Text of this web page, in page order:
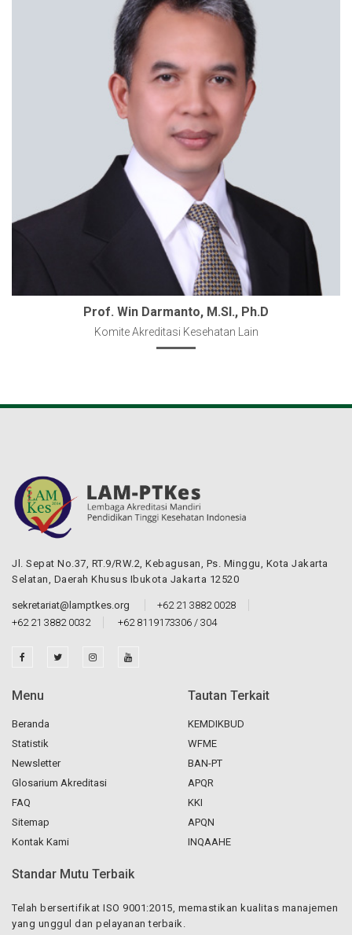
Prof. Win Darmanto, M.SI., Ph.D
Komite Akreditasi Kesehatan Lain
Jl. Sepat No.37, RT.9/RW.2, Kebagusan, Ps. Minggu, Kota Jakarta
Selatan, Daerah Khusus Ibukota Jakarta 12520
sekretariat@lamptkes.org
+62 21 3882 0028
+62 21 3882 0032
+62 8119173306 / 304
Menu
Beranda
Statistik
Newsletter
Glosarium Akreditasi
FAQ
Sitemap
Kontak Kami
Tautan Terkait
KEMDIKBUD
WFME
BAN-PT
APQR
KKI
APQN
INQAAHE
Standar Mutu Terbaik
Telah bersertifikat ISO 9001:2015, memastikan kualitas manajemen
yang unggul dan pelayanan terbaik.